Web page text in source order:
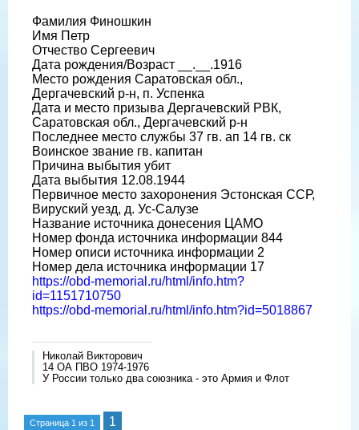
Фамилия Финошкин
Имя Петр
Отчество Сергеевич
Дата рождения/Возраст __.__.1916
Место рождения Саратовская обл.,
Дергачевский р-н, п. Успенка
Дата и место призыва Дергачевский РВК,
Саратовская обл., Дергачевский р-н
Последнее место службы 37 гв. ап 14 гв. ск
Воинское звание гв. капитан
Причина выбытия убит
Дата выбытия 12.08.1944
Первичное место захоронения Эстонская ССР,
Вируский уезд, д. Ус-Салузе
Название источника донесения ЦАМО
Номер фонда источника информации 844
Номер описи источника информации 2
Номер дела источника информации 17
https://obd-memorial.ru/html/info.htm?
id=1151710750
https://obd-memorial.ru/html/info.htm?id=5018867
Николай Викторович
14 ОА ПВО 1974-1976
У России только два союзника - это Армия и Флот
Страница 1 из 1 1